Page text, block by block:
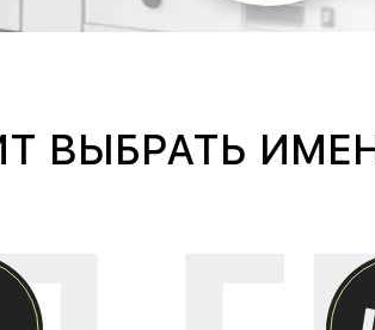
ВЫБРАТЬ